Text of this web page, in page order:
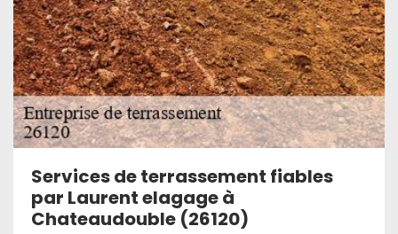
Services de terrassement fiables
par Laurent elagage à
Chateaudouble (26120)